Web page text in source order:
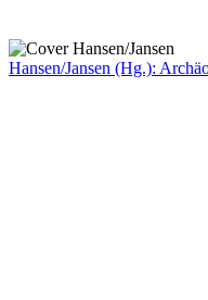
Hansen/Jansen (Hg.):